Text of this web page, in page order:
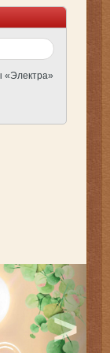
«Электра»